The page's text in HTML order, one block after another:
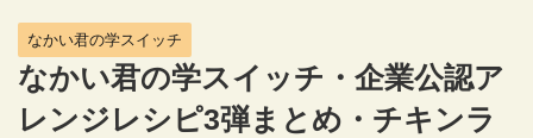
なかい君の学スイッチ
なかい君の学スイッチ・企業公認ア
レンジレシピ3弾まとめ・チキンラ